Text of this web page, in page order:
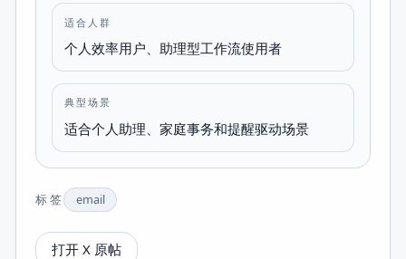
适合人群
个人效率用户、助理型工作流使用者
典型场景
适合个人助理、家庭事务和提醒驱动场景
标签 email
打开 X 原帖